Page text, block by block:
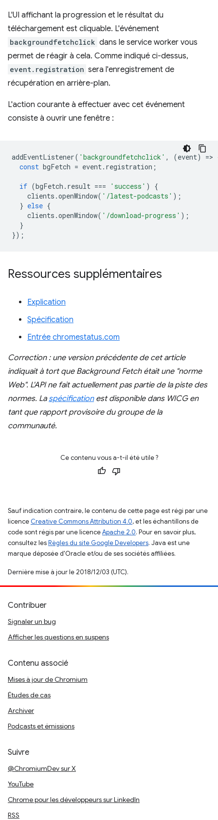
L'UI affichant la progression et le résultat du
téléchargement est cliquable. L'événement
backgroundfetchclick dans le service worker vous
permet de réagir à cela. Comme indiqué ci-dessus,
event.registration sera l'enregistrement de
récupération en arrière-plan.
L'action courante à effectuer avec cet événement
consiste à ouvrir une fenêtre :
addEventListener( 'backgroundfetchclick' , (event) =>
const bgFetch = event. registration ;
if (bgFetch . result === 'success' )
{
clients .openWindow( '/latest-podcasts' );
} else {
clients .openWindow( '/download-progress' );
}
});
Ressources supplémentaires
Explication
Spécification
Entrée chromestatus.com
Correction : une version précédente de cet article
indiquait à tort que Background Fetch était une "norme
Web". L'API ne fait actuellement pas partie de la piste des
normes. La spécificationest disponible dans WICG en
tant que rapport provisoire du groupe de la
communauté.
Ce contenu vous a-t-il été utile ?
Sauf indication contraire, le contenu de cette page est régi par une
licence Creative Commons Attribution 4.0, et les échantillons de
code sont régis par une licenceApache 2.0. Pour en savoir plus,
consultez lesRègles du site Google Developers. Java est une
marque déposée d'Oracle et/ou de ses sociétés affiliées.
Dernière mise à jour le 2018/12/03 (UTC).
Contribuer
Signaler un bug
Afficher les questions en suspens
Contenu associé
Mises à jour de Chromium
Études de cas
Archiver
Podcasts et émissions
Suivre
@ChromiumDev sur X
YouTube
Chrome pour les développeurs sur LinkedIn
RSS